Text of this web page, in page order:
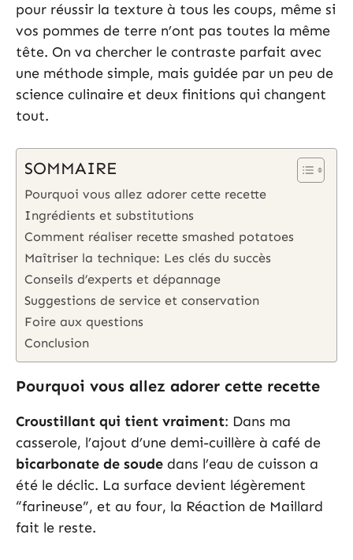
pour réussir la texture à tous les coups, même si
vos pommes de terre n’ont pas toutes la même
tête. On va chercher le contraste parfait avec
une méthode simple, mais guidée par un peu de
science culinaire et deux finitions qui changent
tout.
SOMMAIRE
Pourquoi vous allez adorer cette recette
Ingrédients et substitutions
Comment réaliser recette smashed potatoes
Maîtriser la technique: Les clés du succès
Conseils d’experts et dépannage
Suggestions de service et conservation
Foire aux questions
Conclusion
Pourquoi vous allez adorer cette recette
Croustillant qui tient vraiment: Dans ma
casserole, l’ajout d’une demi-cuillère à café de
bicarbonate de soude dans l’eau de cuisson a
été le déclic. La surface devient légèrement
“farineuse”, et au four, la Réaction de Maillard
fait le reste.